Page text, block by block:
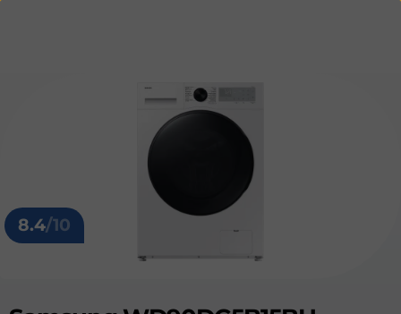
8.4/10